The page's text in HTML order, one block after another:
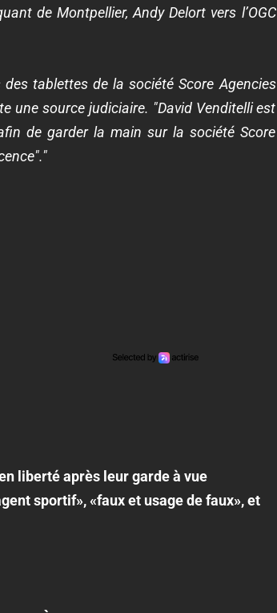
de Montpellier, Andy Delort vers l’OGC
tablettes de la société Score Agencies
une source judiciaire. "David Venditelli est
de garder la main sur la société Score
liberté après leur garde à vue
sportif», «faux et usage de faux», et